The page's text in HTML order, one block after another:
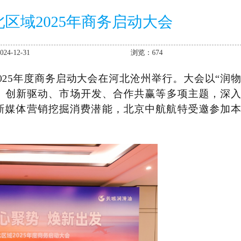
域2025年商务启动大会
12-31 浏览：674
年度商务启动大会在河北沧州 举行。大会以“润物
创新驱动、市场开发、合作共赢等多项主题，深入
媒体营销挖掘消费潜能，北京中航航特受邀参加本